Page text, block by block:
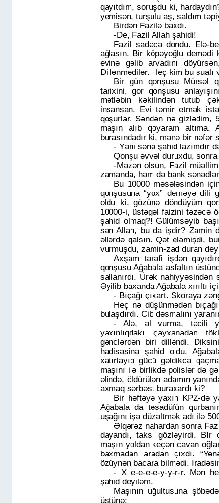
qayıtdım, soruşdu ki,
yemisən, turşulu aş, saldım
Birdən Fazilə baxdı.
-De, Fazil Allah şahidi!
Fazil sadəcə dondu. Elə-
ağlasın. Bir köpəyoğlu demədi
evinə gəlib arvadını
Dillənmədilər. Heç kim bu sualı
Bir gün qonşusu Mürsəl
tarixini, gor qonşusu
mətləbin kəkilindən tutub
insansan. Evi təmir etmək
qoşurlar. Səndən nə gizlədim,
maşın alıb qoyaram altıma.
burasındadır ki, mənə bir nəfər
- Yəni sənə şahid lazımdır
Qonşu əvvəl duruxdu,
-Məzən olsun, Fazil
zamanda, həm də bank
Bu 10000 məsələsindən
qonşusuna “yox” deməyə dili
oldu ki, gözünə döndüyüm
10000-i, üstəgəl faizini təzəcə
şahid olmaq?! Gülümsəyib
sən Allah, bu da işdir? Zamin
əllərdə qalsın. Qət eləmişdi,
vurmuşdu, zamin-zad duran
Axşam tərəfi işdən
qonşusu Ağabala asfaltın
sallanırdı. Ürək nahiyyəsindən
Əyilib baxanda Ağabala xırıltı
- Bıçağı çıxart. Skoraya
Heç nə düşünmədən
bulaşdırdı. Cib dəsmalını
- Alə, əl vurma, təcili
yaxınlıqdakı çayxanadan
gənclərdən biri dilləndi.
hadisəsinə şahid oldu.
xatırlayıb gücü gəldikcə
maşını ilə birlikdə polislər də
əlində, öldürülən adamın
axmaq sərbəst buraxardı ki?
Bir həftəyə yaxın KPZ-də
Ağabala da təsadüfün
uşağını işə düzəltmək adı ilə
Əlqərəz nahardan sonra
dayandı, taksi gözləyirdi. Bİr
maşın yoldan keçən cavan
baxmadan aradan çıxdı.
özüynən bacara bilmədi.
- X e-e-e-e-y-y-r-r. Mən
şahid deyiləm.
Maşının uğultusuna
üstünə: